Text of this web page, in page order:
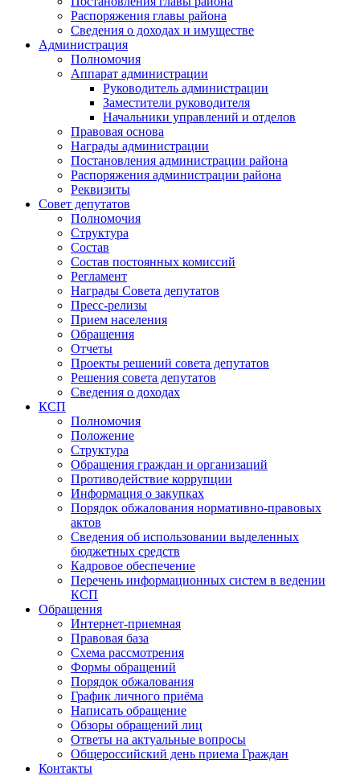
Распоряжения главы района
Сведения о доходах и имуществе
Администрация
Полномочия
Аппарат администрации
Руководитель администрации
Заместители руководителя
Начальники управлений и отделов
Правовая основа
Награды администрации
Постановления администрации района
Распоряжения администрации района
Реквизиты
Совет депутатов
Полномочия
Структура
Состав
Состав постоянных комиссий
Регламент
Награды Совета депутатов
Пресс-релизы
Прием населения
Обращения
Отчеты
Проекты решений совета депутатов
Решения совета депутатов
Сведения о доходах
КСП
Полномочия
Положение
Структура
Обращения граждан и организаций
Противодействие коррупции
Информация о закупках
Порядок обжалования нормативно-правовых
актов
Сведения об использовании выделенных
бюджетных средств
Кадровое обеспечение
Перечень информационных систем в ведении
КСП
Обращения
Интернет-приемная
Правовая база
Схема рассмотрения
Формы обращений
Порядок обжалования
График личного приёма
Написать обращение
Обзоры обращений лиц
Ответы на актуальные вопросы
Общероссийский день приема Граждан
Контакты